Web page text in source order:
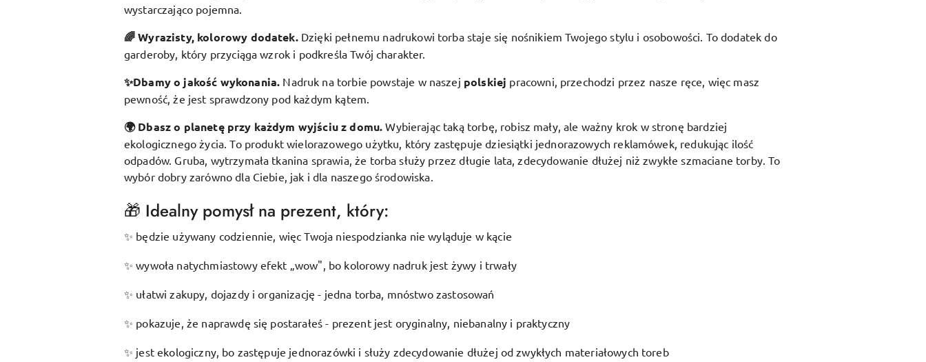
wystarczająco pojemna.
🌈 Wyrazisty, kolorowy dodatek. Dzięki pełnemu nadrukowi torba staje się nośnikiem Twojego stylu i osobowości. To dodatek do
garderoby, który przyciąga wzrok i podkreśla Twój charakter.
✨Dbamy o jakość wykonania. Nadruk na torbie powstaje w naszej polskiej pracowni, przechodzi przez nasze ręce, więc masz
pewność, że jest sprawdzony pod każdym kątem.
🌍 Dbasz o planetę przy każdym wyjściu z domu.Wybierając taką torbę, robisz mały, ale ważny krok w stronę bardziej
ekologicznego życia. To produkt wielorazowego użytku, który zastępuje dziesiątki jednorazowych reklamówek, redukując ilość
odpadów. Gruba, wytrzymała tkanina sprawia, że torba służy przez długie lata, zdecydowanie dłużej niż zwykłe szmaciane torby. To
wybór dobry zarówno dla Ciebie, jak i dla naszego środowiska.
🎁 Idealny pomysł na prezent, który:
✨ będzie używany codziennie, więc Twoja niespodzianka nie wyląduje w kącie
✨ wywoła natychmiastowy efekt „wow", bo kolorowy nadruk jest żywy i trwały
✨ ułatwi zakupy, dojazdy i organizację - jedna torba, mnóstwo zastosowań
✨ pokazuje, że naprawdę się postarałeś - prezent jest oryginalny, niebanalny i praktyczny
✨ jest ekologiczny, bo zastępuje jednorazówki i służy zdecydowanie dłużej od zwykłych materiałowych toreb